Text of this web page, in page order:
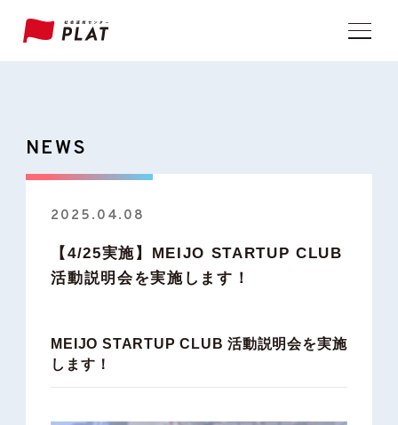
NEWS
2025.04.08
【4/25実施】MEIJO STARTUP CLUB
活動説明会を実施します！
MEIJO STARTUP CLUB 活動説明会を実施
します！